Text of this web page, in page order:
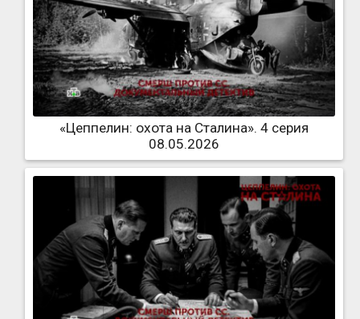
«Цеппелин: охота на Сталина». 4 серия
08.05.2026